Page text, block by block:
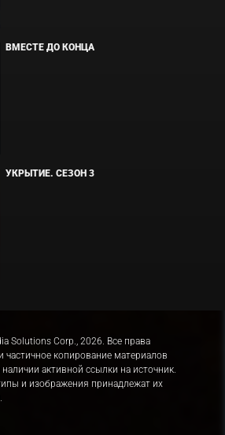
ВМЕСТЕ ДО КОНЦА
УКРЫТИЕ. СЕЗОН 3
Solutions Corp., 2026. Все права
копирование материалов
активной ссылки на источник.
и изображения принадлежат их